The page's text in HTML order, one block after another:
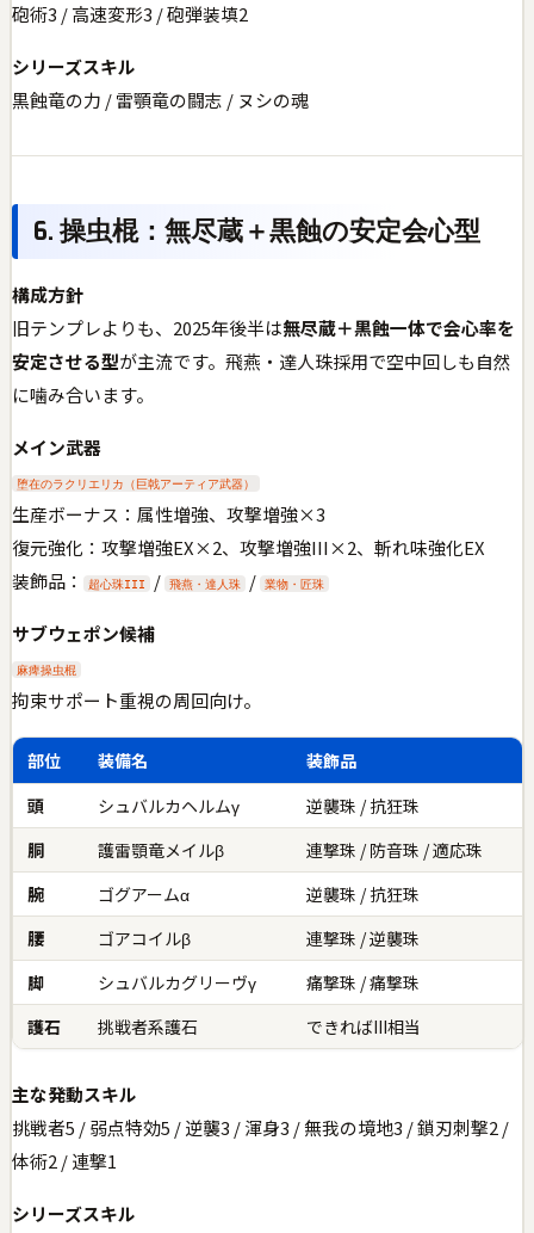
砲術3 / 高速変形3 / 砲弾装填2
シリーズスキル
黒蝕竜の力 / 雷顎竜の闘志 / ヌシの魂
6. 操虫棍：無尽蔵＋黒蝕の安定会心型
構成方針
旧テンプレよりも、2025年後半は無尽蔵＋黒蝕一体で会心率を
安定させる型が主流です。飛燕・達人珠採用で空中回しも自然
に噛み合います。
メイン武器
堕在のラクリエリカ（巨戟アーティア武器）
生産ボーナス：属性増強、攻撃増強×3
復元強化：攻撃増強EX×2、攻撃増強III×2、斬れ味強化EX
装飾品：
超心珠III / 飛燕・達人珠 / 業物・匠珠
サブウェポン候補
麻痺操虫棍
拘束サポート重視の周回向け。
部位 装備名
装飾品
頭
シュバルカヘルムγ
逆襲珠 / 抗狂珠
胴
護雷顎竜メイルβ
連撃珠 / 防音珠 / 適応珠
腕
ゴグアームα
逆襲珠 / 抗狂珠
腰
ゴアコイルβ
連撃珠 / 逆襲珠
脚
シュバルカグリーヴγ
痛撃珠 / 痛撃珠
護石
挑戦者系護石 できればIII相当
主な発動スキル
挑戦者5 / 弱点特効5 / 逆襲3 / 渾身3 / 無我の境地3 / 鎖刃刺撃2 /
体術2 / 連撃1
シリーズスキル